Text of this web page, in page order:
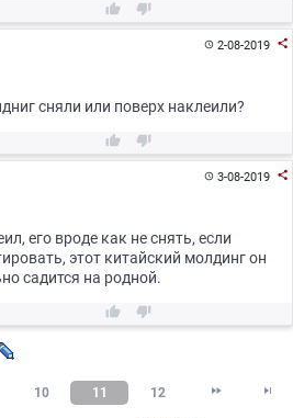
 
2-08-2019 
сняли или поверх наклеили?
 
3-08-2019 
его вроде как не снять, если
этот китайский молдинг он
садится на родной.
 
10 11 12  